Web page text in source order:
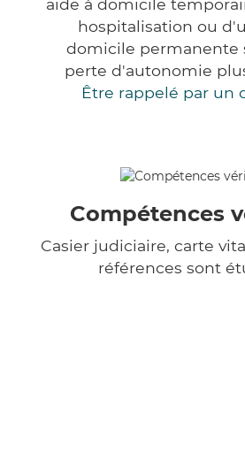
aide à domicile
hospitalisation ou
domicile permanente
perte d'autonomie
Être rappelé par un
Compétences
Casier judiciaire, carte
références sont